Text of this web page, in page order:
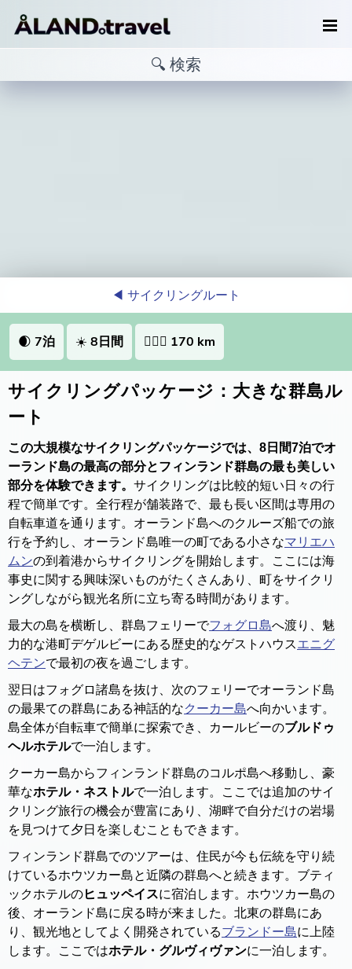
◀︎ サイクリングルート
🌒 7泊 ☀️ 8日間 🚴🏻‍♀️ 170 km
サイクリングパッケージ：大きな群島ル
ート
この大規模なサイクリングパッケージでは、8日間7泊でオ
ーランド島の最高の部分とフィンランド群島の最も美しい
部分を体験できます。 サイクリングは比較的短い日々の行
程で簡単です。全行程が舗装路で、最も長い区間は専用の
自転車道を通ります。オーランド島へのクルーズ船での旅
行を予約し、オーランド島唯一の町である小さなマリエハ
ムンの到着港からサイクリングを開始します。ここには海
事史に関する興味深いものがたくさんあり、町をサイクリ
ングしながら観光名所に立ち寄る時間があります。
最大の島を横断し、群島フェリーでフォグロ島へ渡り、魅
力的な港町デゲルビーにある歴史的なゲストハウスエニグ
ヘテンで最初の夜を過ごします。
翌日はフォグロ諸島を抜け、次のフェリーでオーランド島
の最果ての群島にある神話的なクーカー島へ向かいます。
島全体が自転車で簡単に探索でき、カールビーのブルドゥ
ヘルホテルで一泊します。
クーカー島からフィンランド群島のコルポ島へ移動し、豪
華なホテル・ネストルで一泊します。ここでは追加のサイ
クリング旅行の機会が豊富にあり、湖畔で自分だけの岩場
を見つけて夕日を楽しむこともできます。
フィンランド群島でのツアーは、住民が今も伝統を守り続
けているホウツカー島と近隣の群島へと続きます。ブティ
ックホテルのヒュッペイスに宿泊します。ホウツカー島の
後、オーランド島に戻る時が来ました。北東の群島にあ
り、観光地としてよく開発されているブランドー島に上陸
します。ここではホテル・グルヴィヴァンに一泊します。